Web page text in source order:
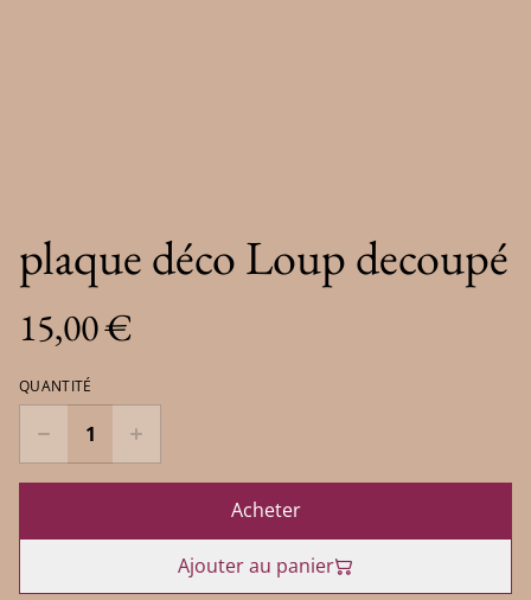
plaque déco Loup decoupé
15,00 €
QUANTITÉ
Acheter
Ajouter au panier